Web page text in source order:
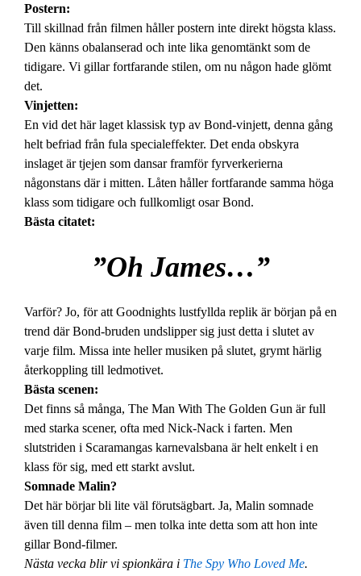
Postern:
Till skillnad från filmen håller postern inte direkt högsta klass.
Den känns obalanserad och inte lika genomtänkt som de
tidigare. Vi gillar fortfarande stilen, om nu någon hade glömt
det.
Vinjetten:
En vid det här laget klassisk typ av Bond-vinjett, denna gång
helt befriad från fula specialeffekter. Det enda obskyra
inslaget är tjejen som dansar framför fyrverkerierna
någonstans där i mitten. Låten håller fortfarande samma höga
klass som tidigare och fullkomligt osar Bond.
Bästa citatet:
”Oh James…”
Varför? Jo, för att Goodnights lustfyllda replik är början på en
trend där Bond-bruden undslipper sig just detta i slutet av
varje film. Missa inte heller musiken på slutet, grymt härlig
återkoppling till ledmotivet.
Bästa scenen:
Det finns så många, The Man With The Golden Gun är full
med starka scener, ofta med Nick-Nack i farten. Men
slutstriden i Scaramangas karnevalsbana är helt enkelt i en
klass för sig, med ett starkt avslut.
Somnade Malin?
Det här börjar bli lite väl förutsägbart. Ja, Malin somnade
även till denna film – men tolka inte detta som att hon inte
gillar Bond-filmer.
Nästa vecka blir vi spionkära i The Spy Who Loved Me.